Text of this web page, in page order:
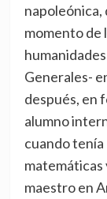
napoleónica,
momento de
Generales-
después, en
alumno
cuando tenía
matemáticas
maestro en